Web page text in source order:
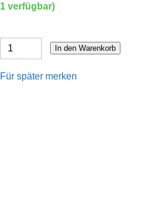
1 verfügbar)
In den Warenkorb
Für später merken